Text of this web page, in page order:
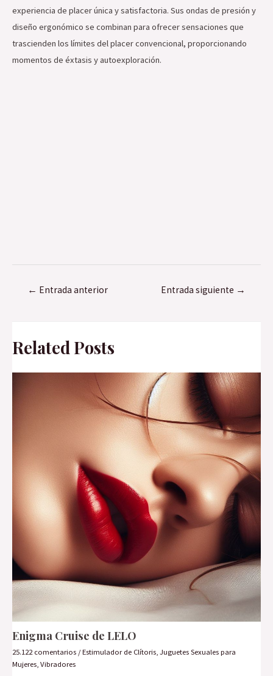
experiencia de placer única y satisfactoria. Sus ondas de presión y
diseño ergonómico se combinan para ofrecer sensaciones que
trascienden los límites del placer convencional, proporcionando
momentos de éxtasis y autoexploración.
Navegación
← Entrada anterior Entrada siguiente →
Related Posts
Enigma Cruise de LELO
25.122 comentarios /Estimulador de Clítoris Juguetes Sexuales para
Mujeres Vibradores